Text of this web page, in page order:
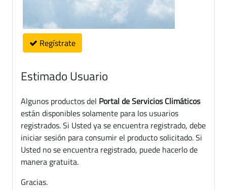
Regístrate
Estimado Usuario
Algunos productos del Portal de Servicios Climáticos
están disponibles solamente para los usuarios
registrados. Si Usted ya se encuentra registrado, debe
iniciar sesión para consumir el producto solicitado. Si
Usted no se encuentra registrado, puede hacerlo de
manera gratuita.
Gracias.